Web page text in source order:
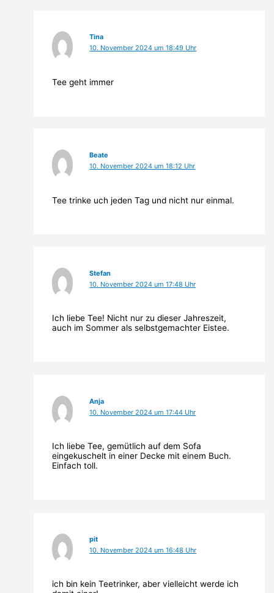
Tina
10. November 2024 um 18:49 Uhr
Tee geht immer
Beate
10. November 2024 um 18:12 Uhr
Tee trinke uch jeden Tag und nicht nur einmal.
Stefan
10. November 2024 um 17:48 Uhr
Ich liebe Tee! Nicht nur zu dieser Jahreszeit,
auch im Sommer als selbstgemachter Eistee.
Anja
10. November 2024 um 17:44 Uhr
Ich liebe Tee, gemütlich auf dem Sofa
eingekuschelt in einer Decke mit einem Buch.
Einfach toll.
pit
10. November 2024 um 16:48 Uhr
ich bin kein Teetrinker, aber vielleicht werde ich